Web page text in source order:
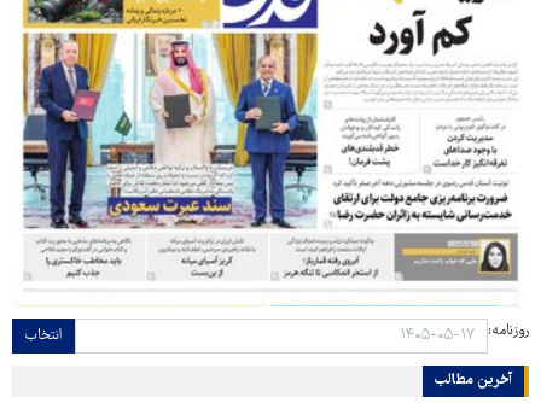
روزنامه: انتخاب
آخرین مطالب